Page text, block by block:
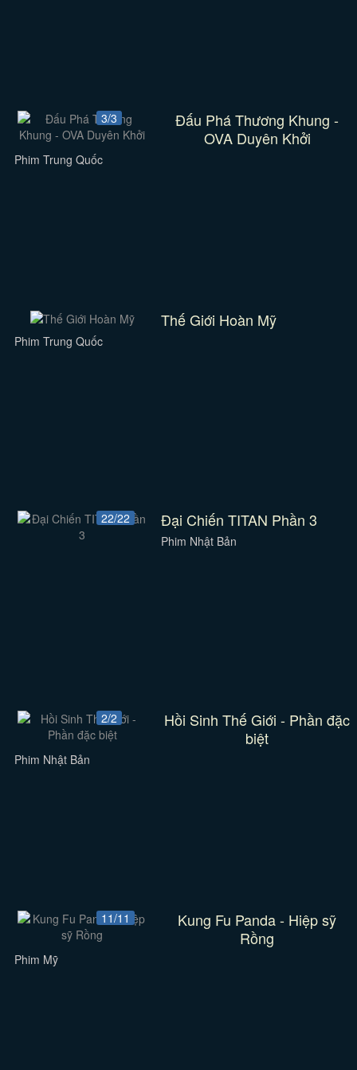
3/3
Đấu Phá Thương Khung -
OVA Duyên Khởi
Phim Trung Quốc
Thế Giới Hoàn Mỹ
Phim Trung Quốc
22/22 Đại Chiến TITAN Phần 3
Phim Nhật Bản
2/2
Hồi Sinh Thế Giới - Phần đặc
biệt
Phim Nhật Bản
11/11
Kung Fu Panda - Hiệp sỹ
Rồng
Phim Mỹ